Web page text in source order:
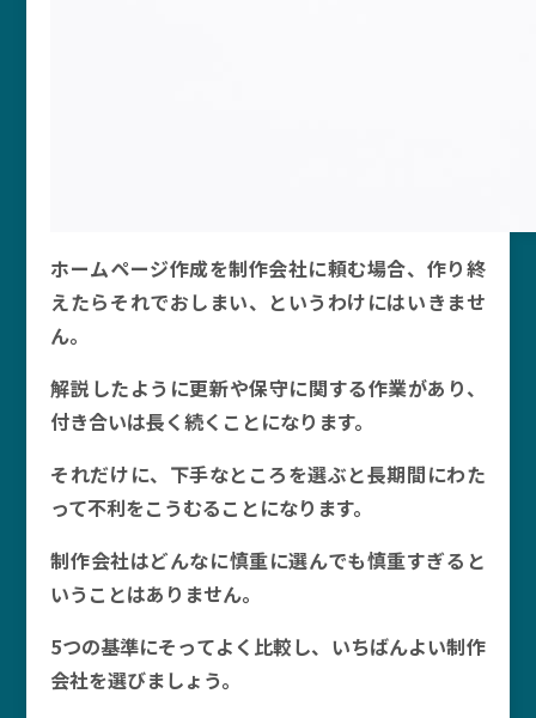
ホームページ作成を制作会社に頼む場合、作り終
えたらそれでおしまい、というわけにはいきませ
ん。
解説したように更新や保守に関する作業があり、
付き合いは長く続くことになります。
それだけに、下手なところを選ぶと長期間にわた
って不利をこうむることになります。
制作会社はどんなに慎重に選んでも慎重すぎると
いうことはありません。
5つの基準にそってよく比較し、いちばんよい制作
会社を選びましょう。